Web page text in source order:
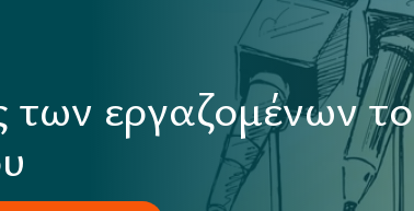
των εργαζομένων